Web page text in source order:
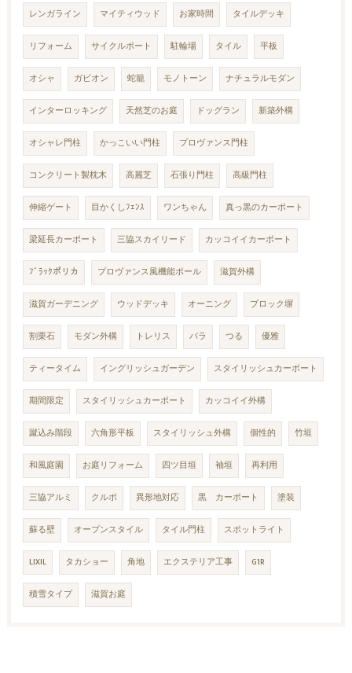
レンガライン マイティウッド お家時間 タイルデッキ
リフォーム サイクルポート 駐輪場 タイル 平板
オシャ ガビオン 蛇籠 モノトーン ナチュラルモダン
インターロッキング 天然芝のお庭 ドッグラン 新築外構
オシャレ門柱 かっこいい門柱 プロヴァンス門柱
コンクリート製枕木 高麗芝 石張り門柱 高級門柱
伸縮ゲート 目かくしﾌｪﾝｽ ワンちゃん 真っ黒のカーポート
梁延長カーポート 三協スカイリード カッコイイカーポート
ﾌﾞﾗｯｸポリカ プロヴァンス風機能ポール 滋賀外構
滋賀ガーデニング ウッドデッキ オーニング ブロック塀
割栗石 モダン外構 トレリス バラ つる 優雅
ティータイム イングリッシュガーデン スタイリッシュカーポート
期間限定 スタイリッシュカーポート カッコイイ外構
蹴込み階段 六角形平板 スタイリッシュ外構 個性的 竹垣
和風庭園 お庭リフォーム 四ツ目垣 袖垣 再利用
三協アルミ クルポ 異形地対応 黒 カーポート 塗装
蘇る壁 オープンスタイル タイル門柱 スポットライト
LIXIL タカショー 角地 エクステリア工事 G1R
積雪タイプ 滋賀お庭